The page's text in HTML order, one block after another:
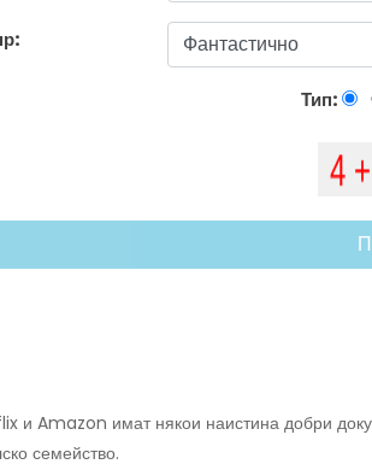
Тип:
и Amazon имат някои наистина добри
семейство.